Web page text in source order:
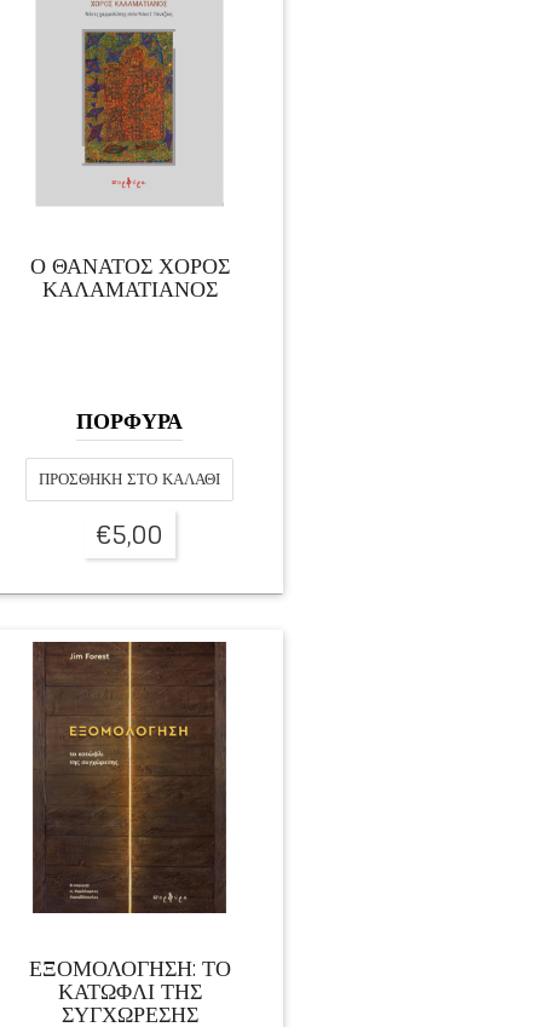
Ο ΘΑΝΑΤΟΣ ΧΟΡΟΣ
ΚΑΛΑΜΑΤΙΑΝΟΣ
ΠΟΡΦΥΡΑ
ΠΡΟΣΘΉΚΗ ΣΤΟ ΚΑΛΆΘΙ
€5,00
ΕΞΟΜΟΛΟΓΗΣΗ: ΤΟ
ΚΑΤΩΦΛΙ ΤΗΣ
ΣΥΓΧΩΡΕΣΗΣ